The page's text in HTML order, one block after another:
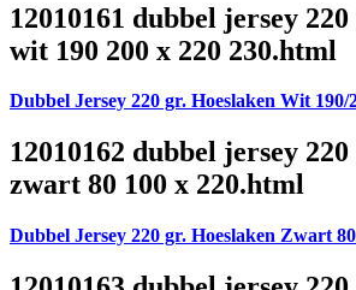
12010161 dubbel jersey
wit 190 200 x 220 230.html
Dubbel Jersey 220 gr. Hoeslaken Wit 190/
12010162 dubbel jersey
zwart 80 100 x 220.html
Dubbel Jersey 220 gr. Hoeslaken Zwart